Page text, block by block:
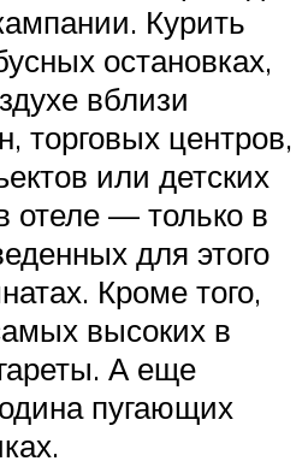
Курить
остановках,
вблизи
торговых центров,
или детских
отеле — только в
для этого
Кроме того,
высоких в
А еще
пугающих